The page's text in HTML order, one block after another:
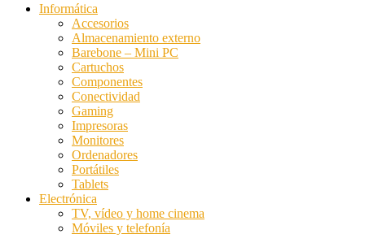
Informática
Accesorios
Almacenamiento externo
Barebone – Mini PC
Cartuchos
Componentes
Conectividad
Gaming
Impresoras
Monitores
Ordenadores
Portátiles
Tablets
Electrónica
TV, vídeo y home cinema
Móviles y telefonía